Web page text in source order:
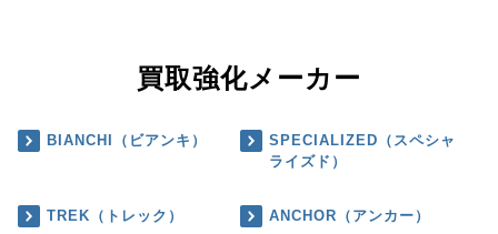
買取強化メーカー
BIANCHI（ビアンキ）
SPECIALIZED（スペシャ
ライズド）
TREK（トレック） ANCHOR（アンカー）